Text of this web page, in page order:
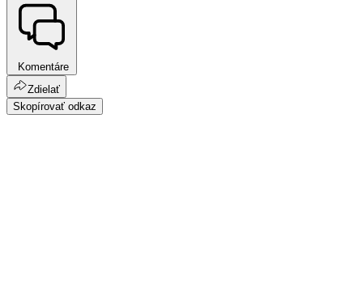
Komentáre
Zdielať
Skopírovať odkaz